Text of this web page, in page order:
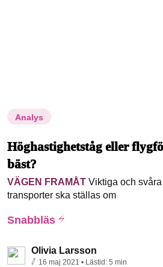
Analys
Höghastighetståg eller
bäst?
VÄGEN FRAMÅT Viktiga och
transporter ska ställas om
Snabbläs
Olivia Larsson
16 maj 2021 • Lästid: 5 min